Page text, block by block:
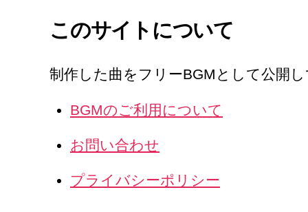
このサイトについて
制作した曲をフリーBGMとして公開し
BGMのご利用について
お問い合わせ
プライバシーポリシー